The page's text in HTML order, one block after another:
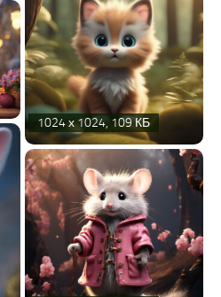
1024 х 1024, 109 КБ